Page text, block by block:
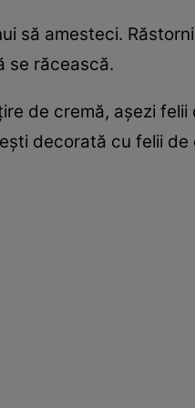
să amesteci.
se răcească.
de cremă, aşezi
decorată cu felii